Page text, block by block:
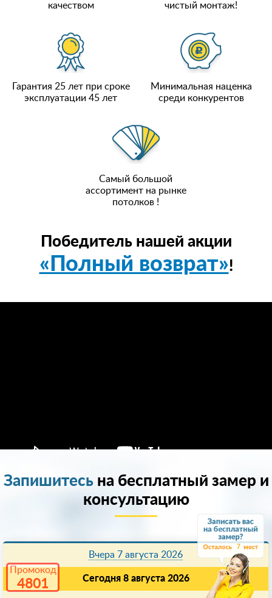
7
Промокод
4801
качеством
чистый монтаж!
Гарантия 25 лет при сроке
эксплуатации 45 лет
Минимальная наценка
среди конкурентов
Самый большой
ассортимент на рынке
потолков !
Победитель нашей акции
«Полный возврат»!
Запишитесьна бесплатный замер и
консультацию
Вчера 7 августа 2026
Сегодня 8 августа 2026